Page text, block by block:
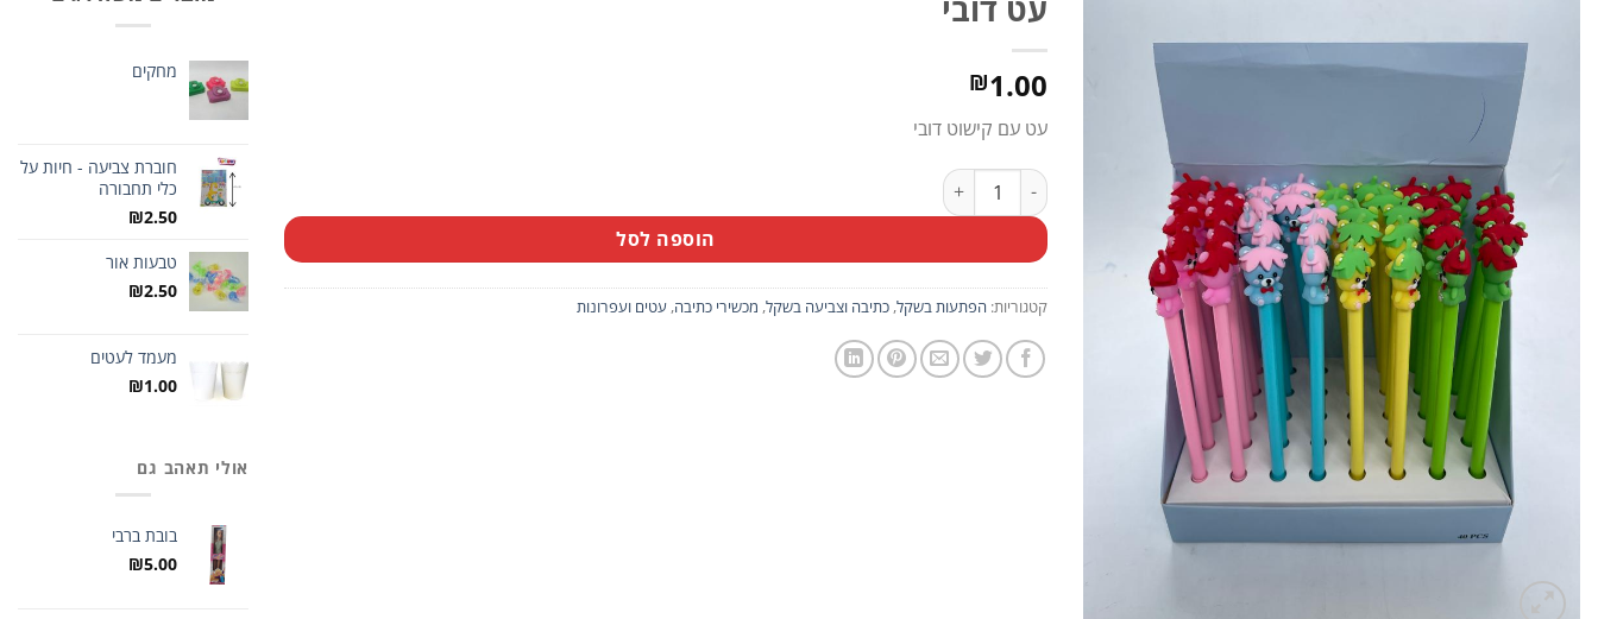
עט דובי
₪1.00
עט עם קישוט דובי
כמות של עט דובי
הוספה לסל
קטגוריות: הפתעות בשקל, כתיבה וצביעה בשקל, מכשירי כתיבה, עטים ועפרונות
מחקים
חוברת צביעה - חיות על
כלי תחבורה
₪2.50
טבעות אור
₪2.50
מעמד לעטים
₪1.00
אולי תאהב גם
בובת ברבי
₪5.00